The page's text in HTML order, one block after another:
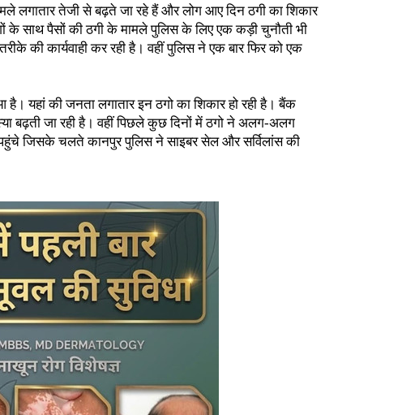
लगातार तेजी से बढ़ते जा रहे हैं और लोग आए दिन ठगी का शिकार
साथ पैसों की ठगी के मामले पुलिस के लिए एक कड़ी चुनौती भी
की कार्यवाही कर रही है। वहीं पुलिस ने एक बार फिर को एक
यहां की जनता लगातार इन ठगो का शिकार हो रही है। बैंक
जा रही है। वहीं पिछले कुछ दिनों में ठगो ने अलग-अलग
जिसके चलते कानपुर पुलिस ने साइबर सेल और सर्विलांस की